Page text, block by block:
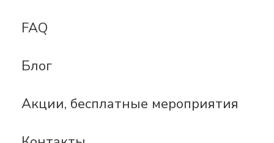
FAQ
Блог
Акции, бесплатные мероприятия